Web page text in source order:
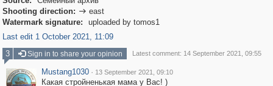
Shooting direction:  east
Watermark signature:
uploaded by tomos1
Last edit 1 October 2021, 11:09
3
Sign in to share your opinion Latest comment: 14 September 2021, 09:55
Mustang1030 · 13 September 2021, 09:10
Какая стройненькая мама у Вас! )